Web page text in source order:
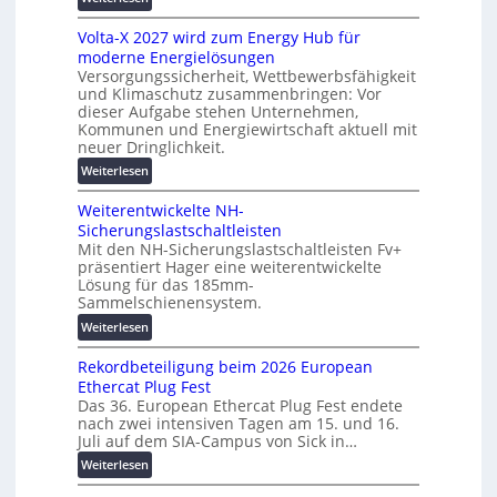
g
s
l
ö
s
u
n
e
n
u
t
z
u
n
d
d
i
g
i
t
a
l
e
T
r
a
n
s
p
a
r
e
n
z
M
a
s
c
h
i
n
e
n
b
a
u
:
F
o
r
s
h
u
n
g
s
f
Volta-X 2027 wird zum Energy Hub für
moderne Energielösungen
Versorgungssicherheit, Wettbewerbsfähigkeit
und Klimaschutz zusammenbringen: Vor
dieser Aufgabe stehen Unternehmen,
Kommunen und Energiewirtschaft aktuell mit
neuer Dringlichkeit.
Weiterlesen:
V
o
l
t
a
-
X
2
0
2
7
w
i
r
d
z
Weiterentwickelte NH-
Sicherungslastschaltleisten
Mit den NH-Sicherungslastschaltleisten Fv+
präsentiert Hager eine weiterentwickelte
Lösung für das 185mm-
Sammelschienensystem.
Weiterlesen:
W
e
i
t
e
r
e
n
Rekordbeteiligung beim 2026 European
Ethercat Plug Fest
Das 36. European Ethercat Plug Fest endete
nach zwei intensiven Tagen am 15. und 16.
Juli auf dem SIA-Campus von Sick in…
Weiterlesen:
R